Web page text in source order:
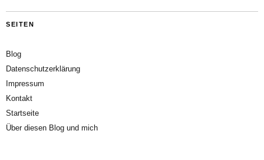
SEITEN
Blog
Datenschutzerklärung
Impressum
Kontakt
Startseite
Über diesen Blog und mich